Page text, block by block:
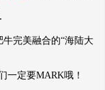
完美融合的“海陆大
一定要MARK哦！